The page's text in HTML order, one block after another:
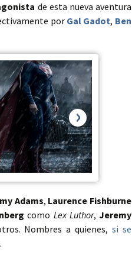
de esta nueva aventura
por Gal Gadot, Ben
›
Adams, Laurence Fishburne
como Lex Luthor, Jeremy
Nombres a quienes,si se
.